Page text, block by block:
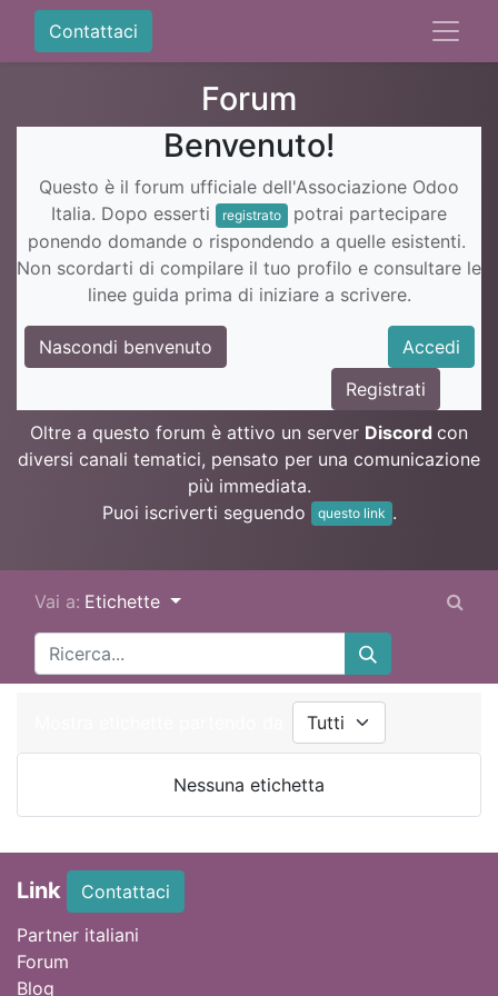
Contattaci
Forum
Benvenuto!
Questo è il forum ufficiale dell'Associazione Odoo
Italia. Dopo esserti
registrato
potrai partecipare
ponendo domande o rispondendo a quelle esistenti.
Non scordarti di compilare il tuo profilo e consultare le
linee guida prima di iniziare a scrivere.
Nascondi benvenuto
Accedi
Registrati
Oltre a questo forum è attivo un server Discord con
diversi canali tematici, pensato per una comunicazione
più immediata.
Puoi iscriverti seguendo
questo link .
Vai a: Etichette
Nessuna etichetta
Link
Contattaci
Partner italiani
Forum
Blog